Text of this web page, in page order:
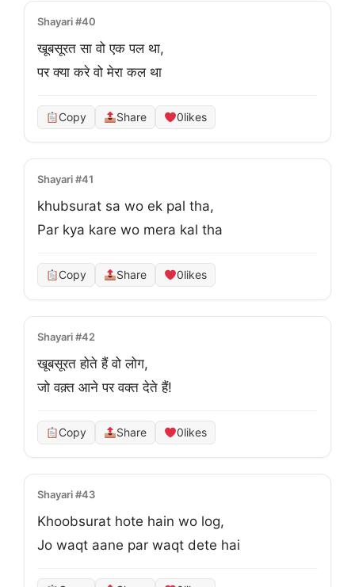
Shayari #40
खूबसूरत सा वो एक पल था,
पर क्या करे वो मेरा कल था
Copy Share 0likes
Shayari #41
khubsurat sa wo ek pal tha,
Par kya kare wo mera kal tha
Copy Share 0likes
Shayari #42
खूबसूरत होते हैं वो लोग,
जो वक़्त आने पर वक्त देते हैं!
Copy Share 0likes
Shayari #43
Khoobsurat hote hain wo log,
Jo waqt aane par waqt dete hai